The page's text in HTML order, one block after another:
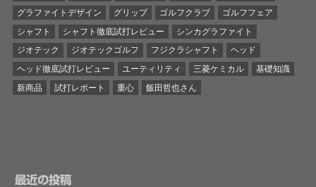
グラファイトデザイン
グリップ ゴルフクラブ
ゴルフフェア
シャフト
シャフト徹底試打レビュー
シンカグラファイト
ジオテック
ジオテックゴルフ フジクラシャフト
ヘッド
ヘッド徹底試打レビュー
ユーティリティ 三菱ケミカル
基礎知識
新商品
試打レポート 重心 飯田哲也さん
最近の投稿